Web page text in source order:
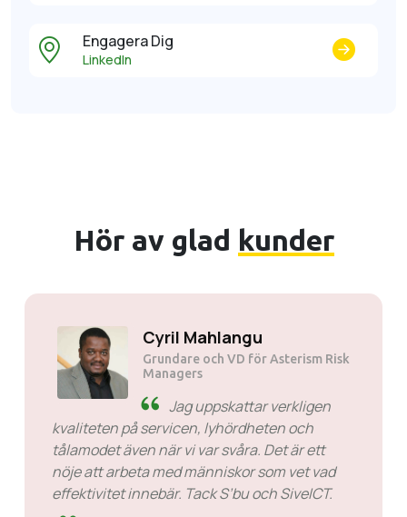
Engagera Dig
LinkedIn
Hör av glad kunder
Cyril Mahlangu
Grundare och VD för Asterism Risk
Managers
Jag uppskattar verkligen
kvaliteten på servicen, lyhördheten och
tålamodet även när vi var svåra. Det är ett
nöje att arbeta med människor som vet vad
effektivitet innebär. Tack S’bu och SiveICT.